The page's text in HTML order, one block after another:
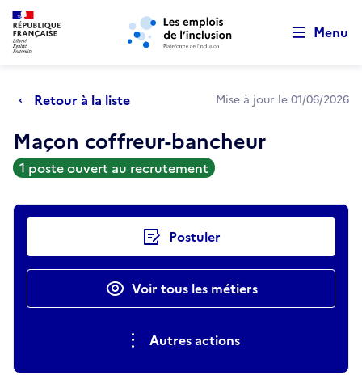
Aller au menu principal Aller au contenu principal
Menu
Retour à la liste Mise à jour le 01/06/2026
Maçon coffreur-bancheur
1 poste ouvert au recrutement
Actions rapides Postuler
Voir tous les métiers
Autres actions
Retour au début de la page
Panneau de gestion des cookies